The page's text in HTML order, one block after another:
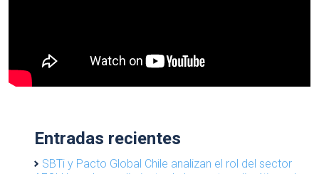
Entradas recientes
SBTi y Pacto Global Chile analizan el rol del sector